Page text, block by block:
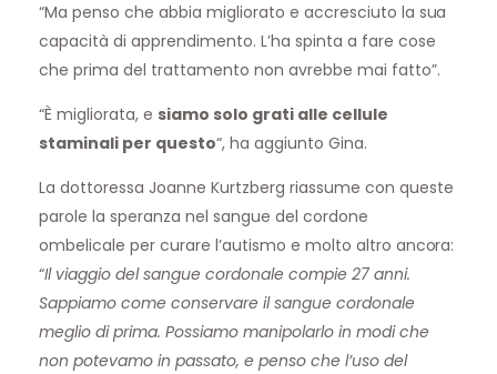
“Ma penso che abbia migliorato e accresciuto la sua
capacità di apprendimento. L’ha spinta a fare cose
che prima del trattamento non avrebbe mai fatto”.
“È migliorata, e siamo solo grati alle cellule
staminali per questo“, ha aggiunto Gina.
La dottoressa Joanne Kurtzberg riassume con queste
parole la speranza nel sangue del cordone
ombelicale per curare l’autismo e molto altro ancora:
“Il viaggio del sangue cordonale compie 27 anni.
Sappiamo come conservare il sangue cordonale
meglio di prima. Possiamo manipolarlo in modi che
non potevamo in passato, e penso che l’uso del